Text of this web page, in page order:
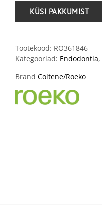
Tootekood: RO361846
Kategooriad: Endodontia,
Brand Coltene/Roeko